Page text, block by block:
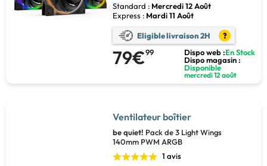
Standard : Mercredi 12 Août
Express : Mardi 11 Août
Eligible livraison 2H ?
79€99 Dispo web :En Stock
Dispo magasin :
Disponible
mercredi 12 août
Ventilateur boîtier
be quiet! Pack de 3 Light Wings
140mm PWM ARGB
1 avis